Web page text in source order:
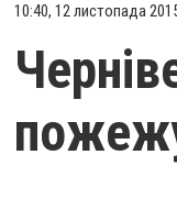
10:40, 12 листопада